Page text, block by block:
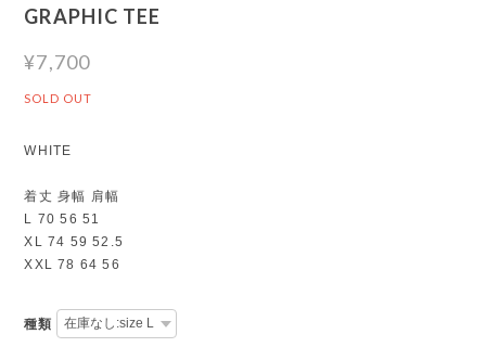
GRAPHIC TEE
¥7,700
SOLD OUT
WHITE
着丈 身幅 肩幅
L 70 56 51
XL 74 59 52.5
XXL 78 64 56
種類